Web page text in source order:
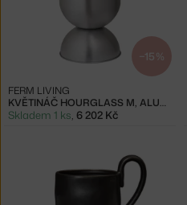
−15 %
KVĚTINÁČ HOURGLASS M, ALUMINIUM
FERM LIVING
Skladem 1 ks, 6 202 Kč